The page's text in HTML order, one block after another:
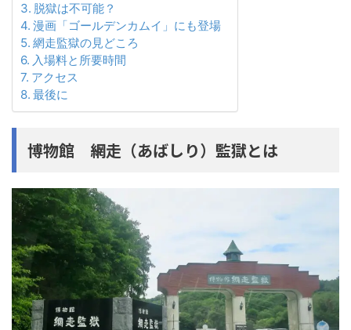
脱獄は不可能？
漫画「ゴールデンカムイ」にも登場
網走監獄の見どころ
入場料と所要時間
アクセス
最後に
博物館 網走（あばしり）監獄とは